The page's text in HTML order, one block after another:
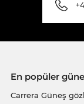
En popüler
Carrera Güneş